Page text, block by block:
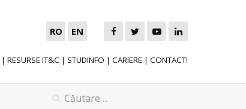
RO EN
| RESURSE IT&C | STUDINFO | CARIERE | CONTACT!